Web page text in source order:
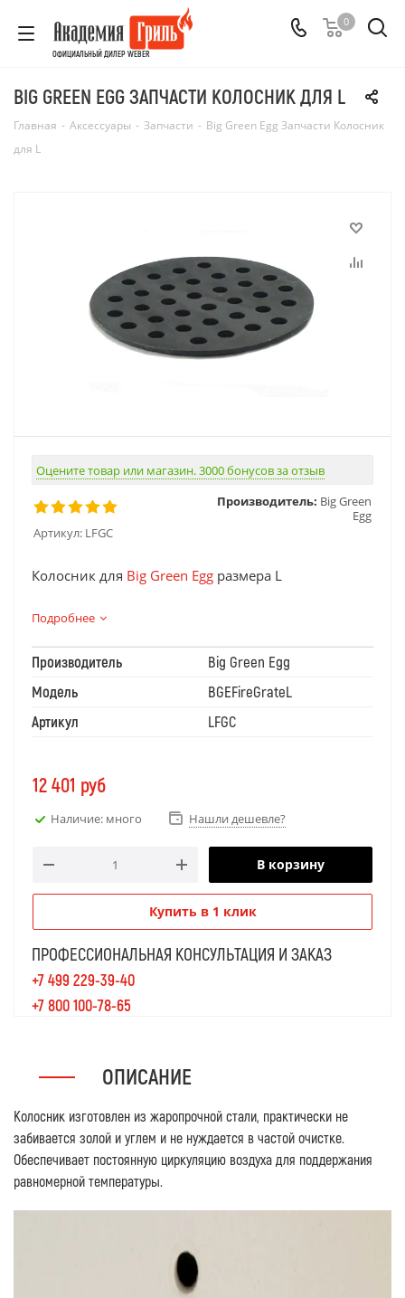
ОФИЦИАЛЬНЫЙ ДИЛЕР WEBER
0
BIG GREEN EGG ЗАПЧАСТИ КОЛОСНИК ДЛЯ L
Главная - Аксессуары - Запчасти - Big Green Egg Запчасти Колосник
для L
Оцените товар или магазин. 3000 бонусов за отзыв
Артикул: LFGC
Производитель: Big Green
Egg
Колосник для Big Green Egg размера L
Подробнее
Производитель
Big Green Egg
Модель
BGEFireGrateL
Артикул
LFGC
12 401 руб
Наличие: много Нашли дешевле?
В корзину
Купить в 1 клик
ПРОФЕССИОНАЛЬНАЯ КОНСУЛЬТАЦИЯ И ЗАКАЗ
+7 499 229-39-40
+7 800 100-78-65
ОПИСАНИЕ
Колосник изготовлен из жаропрочной стали, практически не
забивается золой и углем и не нуждается в частой очистке.
Обеспечивает постоянную циркуляцию воздуха для поддержания
равномерной температуры.